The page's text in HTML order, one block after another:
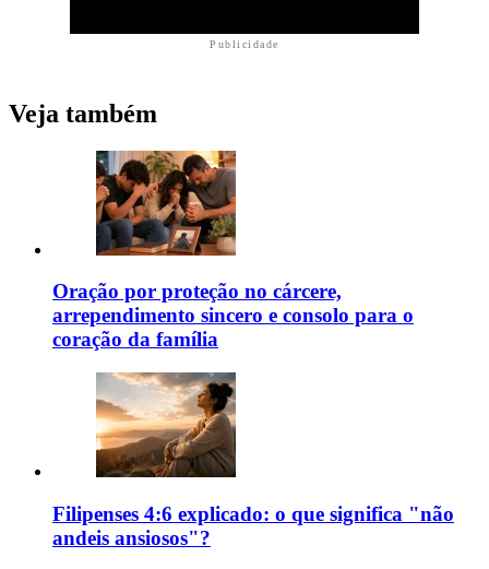
Publicidade
Veja também
Oração por proteção no cárcere,
arrependimento sincero e consolo para o
coração da família
Filipenses 4:6 explicado: o que significa "não
andeis ansiosos"?